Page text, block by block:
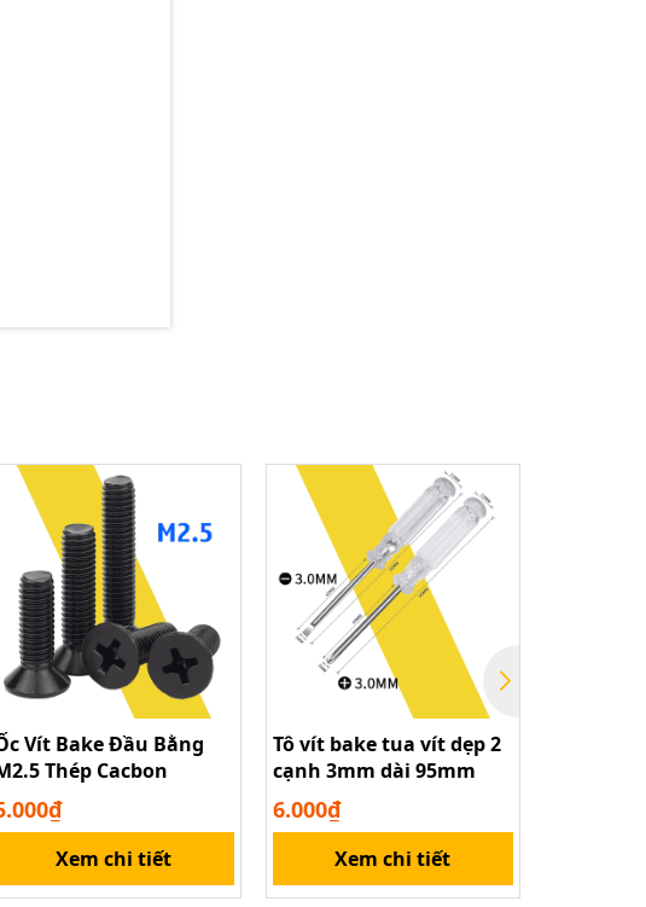
Vít Bake Đầu Bằng
Thép Cacbon
Xem chi tiết
Tô vít bake tua vít dẹp 2
cạnh 3mm dài 95mm
6.000₫
Xem chi tiết